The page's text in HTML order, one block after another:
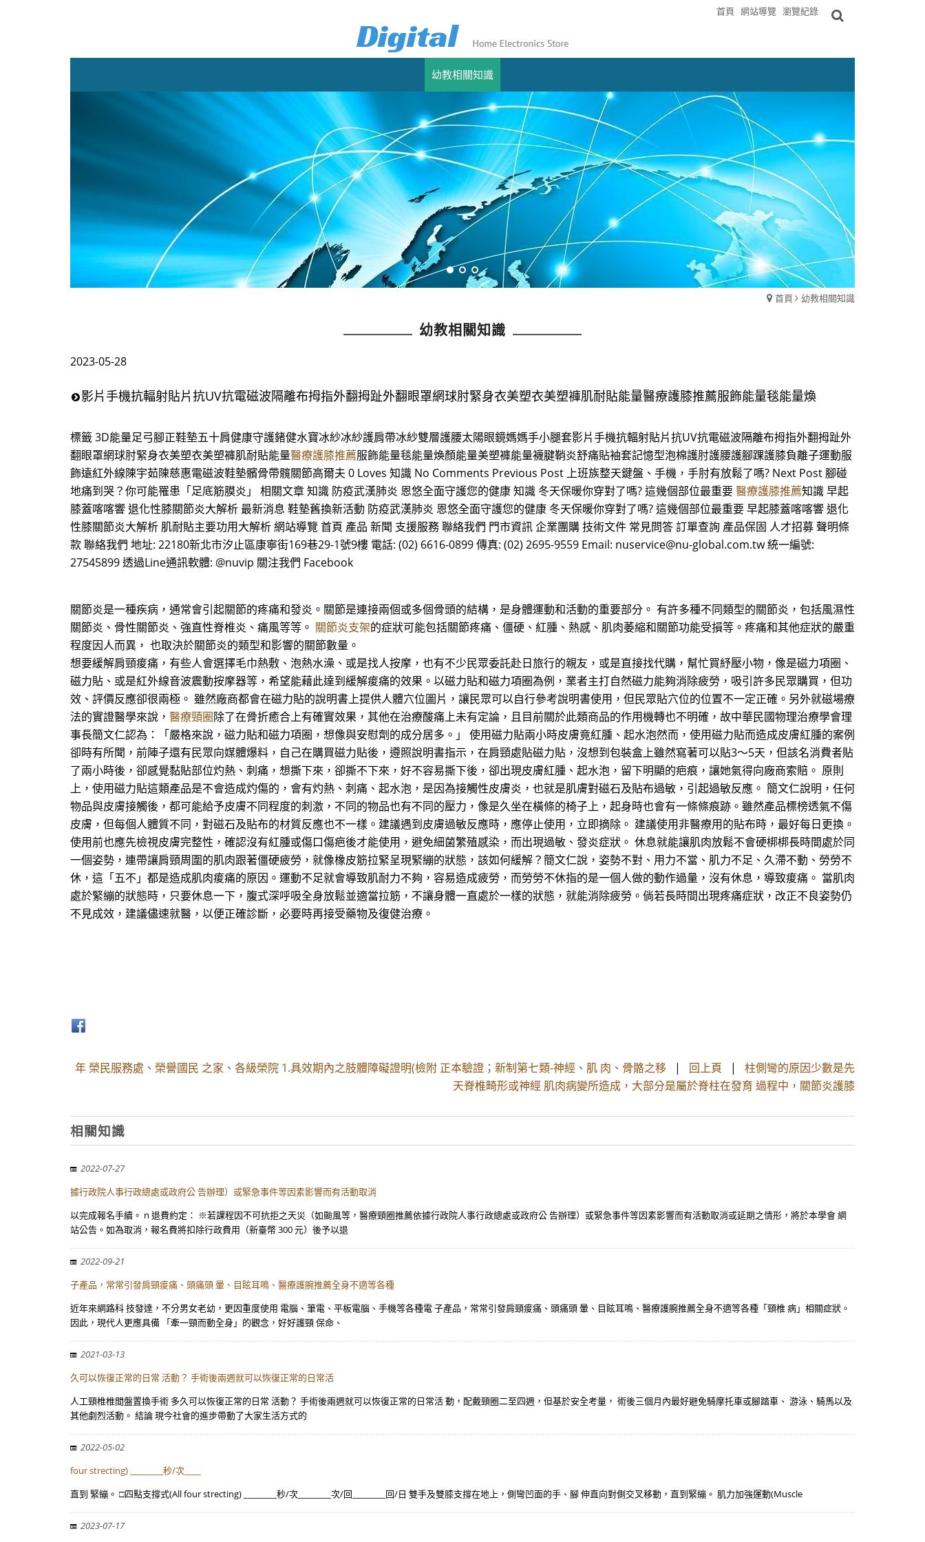
首頁 網站導覽 瀏覽紀錄
幼教相關知識
首頁 幼教相關知識
幼教相關知識
2023-05-28
影片手機抗輻射貼片抗UV抗電磁波隔離布拇指外翻拇趾外翻眼罩網球肘緊身衣美塑衣美塑褲肌耐貼能量醫療護膝推薦服飾能量毯能量煥
標籤 3D能量足弓腳正鞋墊五十肩健康守護鍺健水寶冰紗冰紗護肩帶冰紗雙層護腰太陽眼鏡媽媽手小腿套影片手機抗輻射貼片抗UV抗電磁波隔離布拇指外翻拇趾外
翻眼罩網球肘緊身衣美塑衣美塑褲肌耐貼能量醫療護膝推薦服飾能量毯能量煥顏能量美塑褲能量襪腱鞘炎舒痛貼袖套記憶型泡棉護肘護腰護腳踝護膝負離子運動服
飾遠紅外線陳宇茹陳慈惠電磁波鞋墊髕骨帶髖關節高爾夫 0 Loves 知識 No Comments Previous Post 上班族整天鍵盤、手機，手肘有放鬆了嗎? Next Post 腳碰
地痛到哭？你可能罹患「足底筋膜炎」 相關文章 知識 防疫武漢肺炎 恩悠全面守護您的健康 知識 冬天保暖你穿對了嗎? 這幾個部位最重要醫療護膝推薦知識 早起
膝蓋喀喀響 退化性膝關節炎大解析 最新消息 鞋墊舊換新活動 防疫武漢肺炎 恩悠全面守護您的健康 冬天保暖你穿對了嗎? 這幾個部位最重要 早起膝蓋喀喀響 退化
性膝關節炎大解析 肌耐貼主要功用大解析 網站導覽 首頁 產品 新聞 支援服務 聯絡我們 門市資訊 企業團購 技術文件 常見問答 訂單查詢 產品保固 人才招募 聲明條
款 聯絡我們 地址: 22180新北市汐止區康寧街169巷29-1號9樓 電話: (02) 6616-0899 傳真: (02) 2695-9559 Email: nuservice@nu-global.com.tw 統一編號:
27545899 透過Line通訊軟體: @nuvip 關注我們 Facebook
關節炎是一種疾病，通常會引起關節的疼痛和發炎。關節是連接兩個或多個骨頭的結構，是身體運動和活動的重要部分。 有許多種不同類型的關節炎，包括風濕性
關節炎、骨性關節炎、強直性脊椎炎、痛風等等。 關節炎支架的症狀可能包括關節疼痛、僵硬、紅腫、熱感、肌肉萎縮和關節功能受損等。疼痛和其他症狀的嚴重
程度因人而異， 也取決於關節炎的類型和影響的關節數量。
想要緩解肩頸痠痛，有些人會選擇毛巾熱敷、泡熱水澡、或是找人按摩，也有不少民眾委託赴日旅行的親友，或是直接找代購，幫忙買紓壓小物，像是磁力項圈、
磁力貼、或是紅外線音波震動按摩器等，希望能藉此達到緩解痠痛的效果。以磁力貼和磁力項圈為例，業者主打自然磁力能夠消除疲勞，吸引許多民眾購買，但功
效、評價反應卻很兩極。 雖然廠商都會在磁力貼的說明書上提供人體穴位圖片，讓民眾可以自行參考說明書使用，但民眾貼穴位的位置不一定正確。另外就磁場療
法的實證醫學來說， 醫療頸圈除了在骨折癒合上有確實效果，其他在治療酸痛上未有定論，且目前關於此類商品的作用機轉也不明確，故中華民國物理治療學會理
事長簡文仁認為：「嚴格來說，磁力貼和磁力項圈，想像與安慰劑的成分居多。」 使用磁力貼兩小時皮膚竟紅腫、起水泡然而，使用磁力貼而造成皮膚紅腫的案例
卻時有所聞，前陣子還有民眾向媒體爆料，自己在購買磁力貼後，遵照說明書指示，在肩頸處貼磁力貼，沒想到包裝盒上雖然寫著可以貼3～5天，但該名消費者貼
了兩小時後，卻感覺黏貼部位灼熱、刺痛，想撕下來，卻撕不下來，好不容易撕下後，卻出現皮膚紅腫、起水泡，留下明顯的疤痕，讓她氣得向廠商索賠。 原則
上，使用磁力貼這類產品是不會造成灼傷的，會有灼熱、刺痛、起水泡，是因為接觸性皮膚炎，也就是肌膚對磁石及貼布過敏，引起過敏反應。 簡文仁說明，任何
物品與皮膚接觸後，都可能給予皮膚不同程度的刺激，不同的物品也有不同的壓力，像是久坐在橫條的椅子上，起身時也會有一條條痕跡。雖然產品標榜透氣不傷
皮膚，但每個人體質不同，對磁石及貼布的材質反應也不一樣。建議遇到皮膚過敏反應時，應停止使用，立即摘除。 建議使用非醫療用的貼布時，最好每日更換。
使用前也應先檢視皮膚完整性，確認沒有紅腫或傷口傷疤後才能使用，避免細菌繁殖感染，而出現過敏、發炎症狀。 休息就能讓肌肉放鬆不會硬梆梆長時間處於同
一個姿勢，連帶讓肩頸周圍的肌肉跟著僵硬疲勞，就像橡皮筋拉緊呈現緊繃的狀態，該如何緩解？簡文仁說，姿勢不對、用力不當、肌力不足、久滯不動、勞勞不
休，這「五不」都是造成肌肉痠痛的原因。運動不足就會導致肌耐力不夠，容易造成疲勞，而勞勞不休指的是一個人做的動作過量，沒有休息，導致痠痛。 當肌肉
處於緊繃的狀態時，只要休息一下，腹式深呼吸全身放鬆並適當拉筋，不讓身體一直處於一樣的狀態，就能消除疲勞。倘若長時間出現疼痛症狀，改正不良姿勢仍
不見成效，建議儘速就醫，以便正確診斷，必要時再接受藥物及復健治療。
年 榮民服務處、榮譽國民 之家、各級榮院 1.具效期內之肢體障礙證明(檢附 正本驗證；新制第七類-神經、肌 肉、骨骼之移 | 回上頁 | 柱側彎的原因少數是先
天脊椎畸形或神經 肌肉病變所造成，大部分是屬於脊柱在發育 過程中，關節炎護膝
相關知識
2022-07-27
據行政院人事行政總處或政府公 告辦理）或緊急事件等因素影響而有活動取消
以完成報名手續。 n 退費約定： ※若課程因不可抗拒之天災（如颱風等，醫療頸圈推薦依據行政院人事行政總處或政府公 告辦理）或緊急事件等因素影響而有活動取消或延期之情形，將於本學會 網
站公告。如為取消，報名費將扣除行政費用（新臺幣 300 元）後予以退
2022-09-21
子產品，常常引發肩頸痠痛、頭痛頭 暈、目眩耳鳴、醫療護腕推薦全身不適等各種
近年來網路科 技發達，不分男女老幼，更因重度使用 電腦、筆電、平板電腦、手機等各種電 子產品，常常引發肩頸痠痛、頭痛頭 暈、目眩耳鳴、醫療護腕推薦全身不適等各種「頸椎 病」相關症狀。
因此，現代人更應具備 「牽一頸而動全身」的觀念，好好護頸 保命、
2021-03-13
久可以恢復正常的日常 活動？ 手術後兩週就可以恢復正常的日常活
人工頸椎椎間盤置換手術 多久可以恢復正常的日常 活動？ 手術後兩週就可以恢復正常的日常活 動，配戴頸圈二至四週，但基於安全考量， 術後三個月內最好避免騎摩托車或腳踏車、 游泳、騎馬以及
其他劇烈活動。 結論 現今社會的進步帶動了大家生活方式的
2022-05-02
four strecting) ________秒/次____
直到 緊繃。 □四點支撐式(All four strecting) ________秒/次________次/回________回/日 雙手及雙膝支撐在地上，側彎凹面的手、腳 伸直向對側交叉移動，直到緊繃。 肌力加強運動(Muscle
2023-07-17